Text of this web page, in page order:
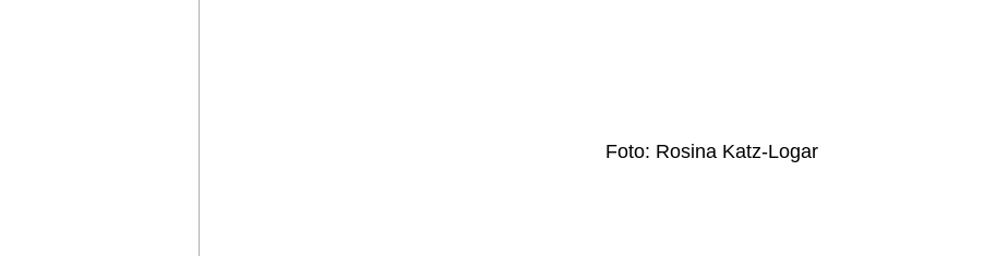
Foto: Rosina Katz-Logar